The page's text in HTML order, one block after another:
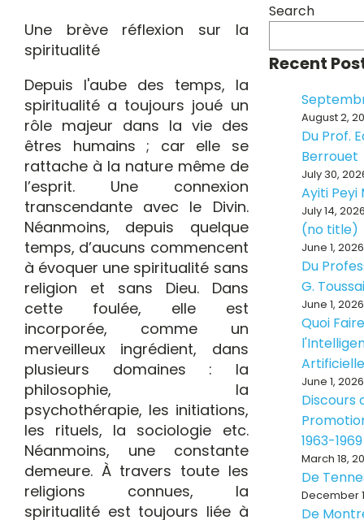
Une brève réflexion sur la
spiritualité
Depuis l'aube des temps, la
spiritualité a toujours joué un
rôle majeur dans la vie des
êtres humains ; car elle se
rattache à la nature même de
l’esprit. Une connexion
transcendante avec le Divin.
Néanmoins, depuis quelque
temps, d’aucuns commencent
à évoquer une spiritualité sans
religion et sans Dieu. Dans
cette foulée, elle est
incorporée, comme un
merveilleux ingrédient, dans
plusieurs domaines : la
philosophie, la
psychothérapie, les initiations,
les rituels, la sociologie etc.
Néanmoins, une constante
demeure. À travers toute les
religions connues, la
spiritualité est toujours liée à
Search
Recent
August 2,
Du Prof.
Berrouet
July 30,
Ayiti Peyi
July 14,
(no title)
June 1, 2026
Du
G.
June 1, 2026
Quoi
June 1, 2026
Discours
1963-1969
March 18,
De
December
De